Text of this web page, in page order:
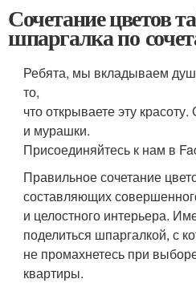
Сочетание цветов
шпаргалка по
Ребята, мы вкладываем
то,
что открываете эту
и мурашки.
Присоединяйтесь к нам в
Правильное сочетание
составляющих
и целостного интерьера.
поделиться шпаргалкой, с
не промахнетесь при
квартиры.